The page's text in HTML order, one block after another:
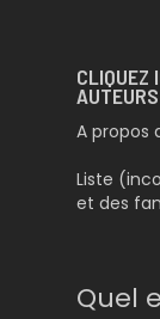
CLIQUEZ
AUTEURS
A propos
Liste
et des
Quel